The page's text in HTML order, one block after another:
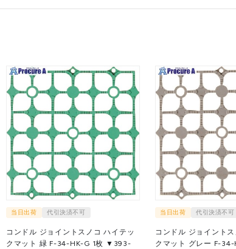
当日出荷 代引決済不可
コンドル ジョイントスノコ ハイテッ
クマット 緑 F-34-HK-G 1枚 ▼393-
当日出荷 代引決済不可
コンドル ジョイント
クマット グレー F-34-